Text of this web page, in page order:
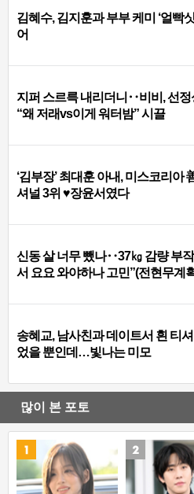
김혜수, 김지훈과 부부 케미 ‘얼빡
어
지퍼 스르륵 내리더니‥비비, 선정
“왜 저래vs이게 워터밤” 시끌
‘김부장’ 최대훈 아내, 미스코리아
셔널 3위 ♥장윤서였다
신동 살 너무 뺐나‥37㎏ 감량 부
서 요요 와야하나 고민”(전현무계
송혜교, 남사친과 데이트서 흰 티
었을 뿐인데…빛나는 미모
많이 본 포토